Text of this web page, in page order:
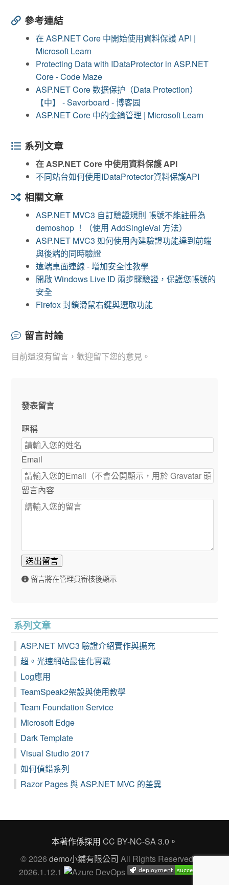
參考連結
在 ASP.NET Core 中開始使用資料保護 API |
Microsoft Learn
Protecting Data with IDataProtector in ASP.NET
Core - Code Maze
ASP.NET Core 数据保护（Data Protection）
【中】 - Savorboard - 博客园
ASP.NET Core 中的金鑰管理 | Microsoft Learn
系列文章
在 ASP.NET Core 中使用資料保護 API
不同站台如何使用IDataProtector資料保護API
相關文章
ASP.NET MVC3 自訂驗證規則 帳號不能註冊為
demoshop ！（使用 AddSingleVal 方法）
ASP.NET MVC3 如何使用內建驗證功能達到前端
與後端的同時驗證
遠端桌面連線 - 增加安全性教學
開啟 Windows Live ID 兩步驟驗證，保護您帳號的
安全
Firefox 封鎖滑鼠右鍵與選取功能
留言討論
目前還沒有留言，歡迎留下您的意見。
發表留言
暱稱
Email
留言內容
送出留言
留言將在管理員審核後顯示
系列文章
ASP.NET MVC3 驗證介紹實作與擴充
超。光速網站最佳化實戰
Log應用
TeamSpeak2架設與使用教學
Team Foundation Service
Microsoft Edge
Dark Template
Visual Studio 2017
如何偵錯系列
Razor Pages 與 ASP.NET MVC 的差異
本著作係採用 CC BY-NC-SA 3.0 。
© 2026 demo小鋪有限公司 All Rights Reserved Ver.
2026.1.12.1